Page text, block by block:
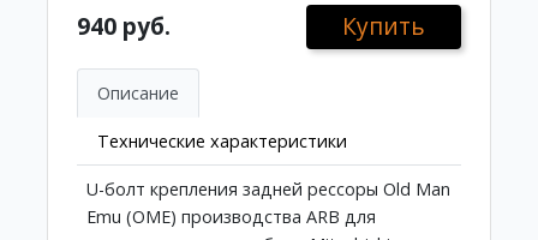
940 руб. Купить
Описание
Технические характеристики
U-болт крепления задней рессоры Old Man
Emu (OME) производства ARB для